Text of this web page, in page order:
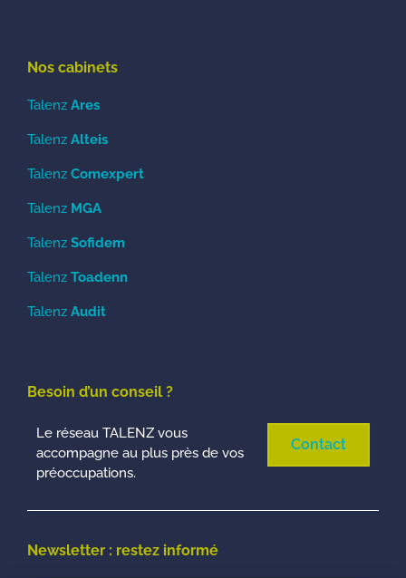
Nos cabinets
Talenz Ares
Talenz Alteis
Talenz Comexpert
Talenz MGA
Talenz Sofidem
Talenz Toadenn
Talenz Audit
Besoin d’un conseil ?
Le réseau TALENZ vous
accompagne au plus près de vos
préoccupations.
Contact
Newsletter : restez informé